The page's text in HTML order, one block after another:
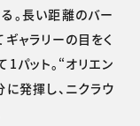
。長い距離のバー
ャラリーの目をく
パット。“オリエン
発揮し、ニクラウ